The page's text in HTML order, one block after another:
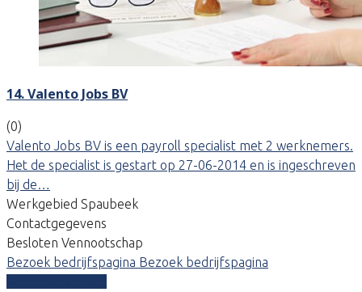
14. Valento Jobs BV
(0)
Valento Jobs BV is een payroll specialist met 2 werknemers.
Het de specialist is gestart op 27-06-2014 en is ingeschreven
bij de…
Werkgebied Spaubeek
Contactgegevens
Besloten Vennootschap
Bezoek bedrijfspagina Bezoek bedrijfspagina